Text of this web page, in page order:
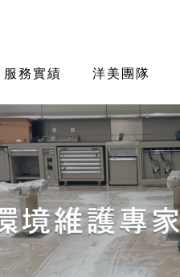
服務實績 洋美團隊